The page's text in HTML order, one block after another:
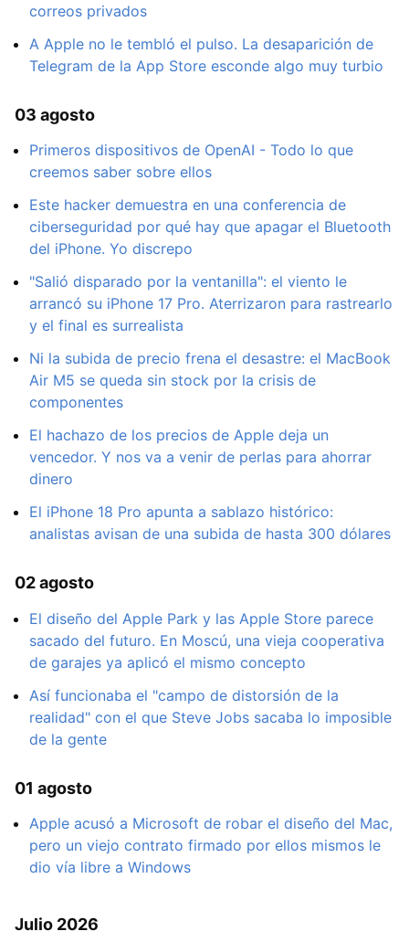
correos privados
A Apple no le tembló el pulso. La desaparición de
Telegram de la App Store esconde algo muy turbio
03 agosto
Primeros dispositivos de OpenAI - Todo lo que
creemos saber sobre ellos
Este hacker demuestra en una conferencia de
ciberseguridad por qué hay que apagar el Bluetooth
del iPhone. Yo discrepo
"Salió disparado por la ventanilla": el viento le
arrancó su iPhone 17 Pro. Aterrizaron para rastrearlo
y el final es surrealista
Ni la subida de precio frena el desastre: el MacBook
Air M5 se queda sin stock por la crisis de
componentes
El hachazo de los precios de Apple deja un
vencedor. Y nos va a venir de perlas para ahorrar
dinero
El iPhone 18 Pro apunta a sablazo histórico:
analistas avisan de una subida de hasta 300 dólares
02 agosto
El diseño del Apple Park y las Apple Store parece
sacado del futuro. En Moscú, una vieja cooperativa
de garajes ya aplicó el mismo concepto
Así funcionaba el "campo de distorsión de la
realidad" con el que Steve Jobs sacaba lo imposible
de la gente
01 agosto
Apple acusó a Microsoft de robar el diseño del Mac,
pero un viejo contrato firmado por ellos mismos le
dio vía libre a Windows
Julio 2026